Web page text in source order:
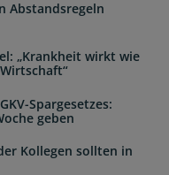
Abstandsregeln
„Krankheit wirkt wie
Spargesetzes:
geben
Kollegen sollten in